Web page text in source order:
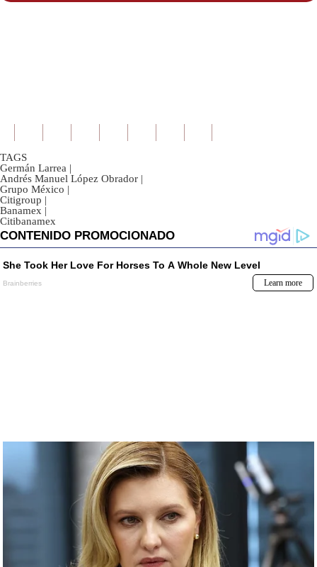
TAGS
Germán Larrea |
Andrés Manuel López Obrador |
Grupo México |
Citigroup |
Banamex |
Citibanamex